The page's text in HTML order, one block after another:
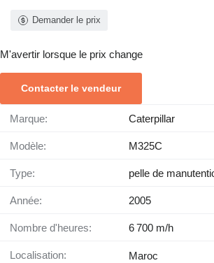
Demander le prix
M'avertir lorsque le prix change
Contacter le vendeur
Marque: Caterpillar
Modèle: M325C
Type: pelle de
Année: 2005
Nombre d'heures: 6 700 m/h
Localisation:
Maroc